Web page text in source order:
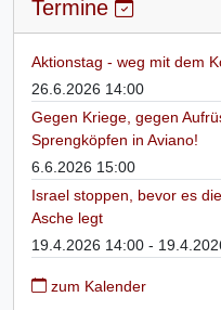
Termine
Aktionstag - weg mit dem
26.6.2026 14:00
Gegen Kriege, gegen
Sprengköpfen in Aviano!
6.6.2026 15:00
Israel stoppen, bevor es
Asche legt
19.4.2026 14:00 -
zum Kalender